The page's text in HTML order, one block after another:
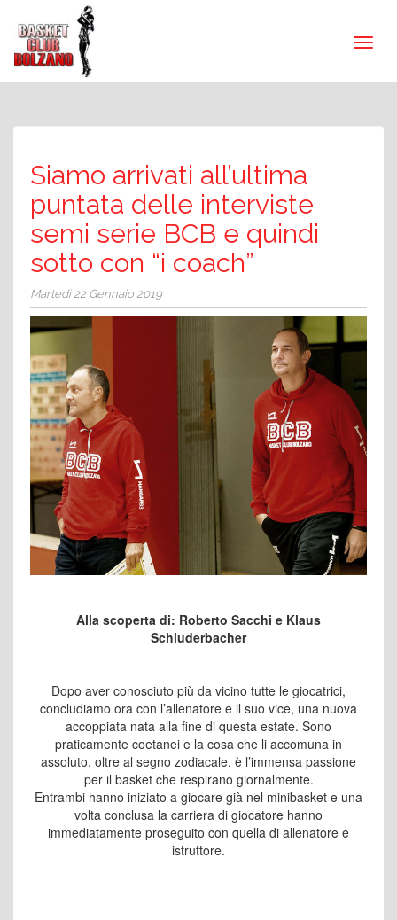
Siamo arrivati all’ultima
puntata delle interviste
semi serie BCB e quindi
sotto con “i coach”
Martedì 22 Gennaio 2019
Alla scoperta di: Roberto Sacchi e Klaus
Schluderbacher
Dopo aver conosciuto più da vicino tutte le giocatrici,
concludiamo ora con l’allenatore e il suo vice, una nuova
accoppiata nata alla fine di questa estate. Sono
praticamente coetanei e la cosa che li accomuna in
assoluto, oltre al segno zodiacale, è l’immensa passione
per il basket che respirano giornalmente.
Entrambi hanno iniziato a giocare già nel minibasket e una
volta conclusa la carriera di giocatore hanno
immediatamente proseguito con quella di allenatore e
istruttore.